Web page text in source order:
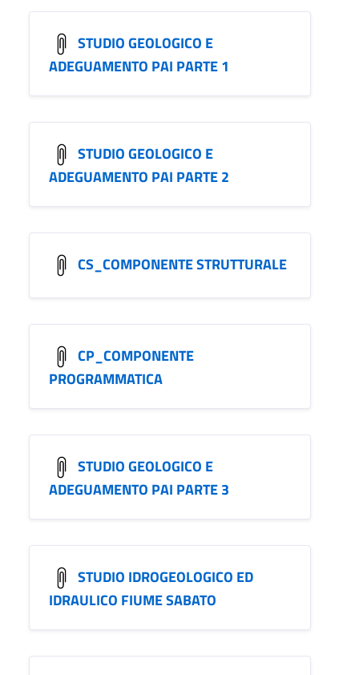
STUDIO GEOLOGICO E
ADEGUAMENTO PAI PARTE 1
STUDIO GEOLOGICO E
ADEGUAMENTO PAI PARTE 2
CS_COMPONENTE STRUTTURALE
CP_COMPONENTE
PROGRAMMATICA
STUDIO GEOLOGICO E
ADEGUAMENTO PAI PARTE 3
STUDIO IDROGEOLOGICO ED
IDRAULICO FIUME SABATO